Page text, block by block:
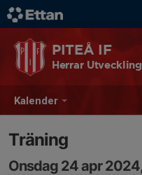
Kalender
PITEÅ IF
Herrar
Träning
Onsdag 24 apr